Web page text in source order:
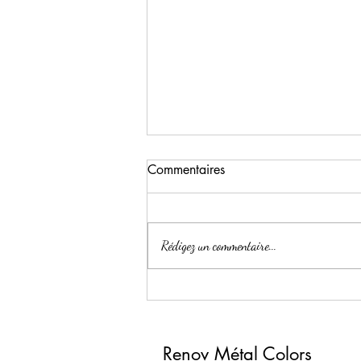
changement de couleur sur
Commentaires
Rédigez un commentaire...
Renov Métal Colors